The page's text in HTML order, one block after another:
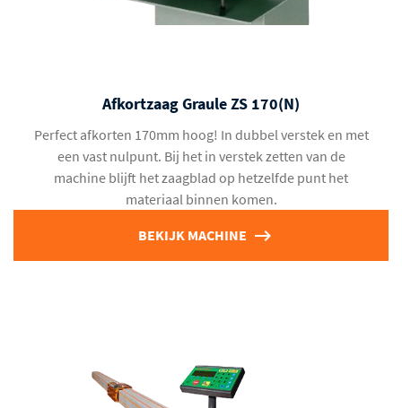
Afkortzaag Graule ZS 170(N)
Perfect afkorten 170mm hoog! In dubbel verstek en met
een vast nulpunt. Bij het in verstek zetten van de
machine blijft het zaagblad op hetzelfde punt het
materiaal binnen komen.
BEKIJK MACHINE